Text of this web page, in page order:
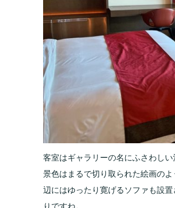
客室はギャラリーの名にふさわし
景色はまるで切り取られた絵画の
辺にはゆったり寛げるソファも設
りですね。